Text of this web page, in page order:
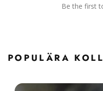
Be the first
POPULÄRA